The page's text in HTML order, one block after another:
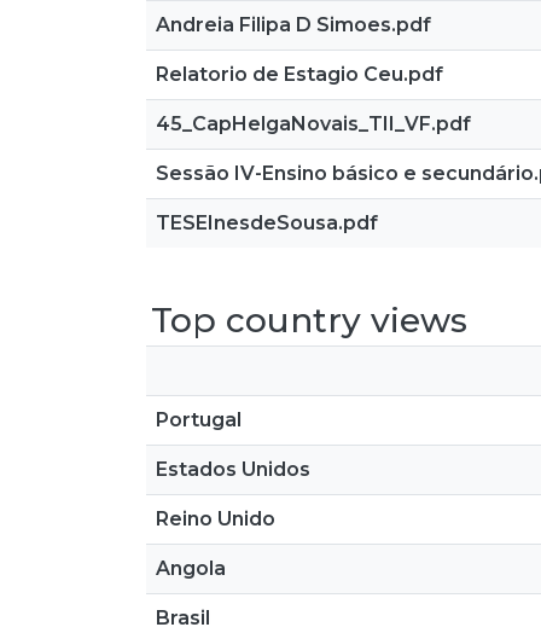
Andreia Filipa D Simoes.pdf
Relatorio de Estagio Ceu.pdf
45_CapHelgaNovais_TII_VF.pdf
Sessão IV-Ensino básico e
TESEInesdeSousa.pdf
Top country views
Portugal
Estados Unidos
Reino Unido
Angola
Brasil